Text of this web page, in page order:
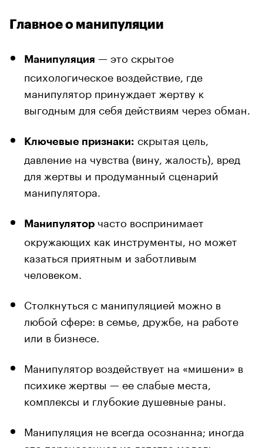
Главное о манипуляции
Манипуляция — это скрытое
психологическое воздействие, где
манипулятор принуждает жертву к
выгодным для себя действиям через обман.
Ключевые признаки: скрытая цель,
давление на чувства (вину, жалость), вред
для жертвы и продуманный сценарий
манипулятора.
Манипулятор часто воспринимает
окружающих как инструменты, но может
казаться приятным и заботливым
человеком.
Столкнуться с манипуляцией можно в
любой сфере: в семье, дружбе, на работе
или в бизнесе.
Манипулятор воздействует на «мишени» в
психике жертвы — ее слабые места,
комплексы и глубокие душевные раны.
Манипуляция не всегда осознанна; иногда